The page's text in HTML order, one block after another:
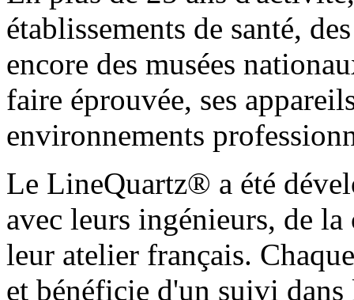
établissements de santé,
encore des musées
faire éprouvée, ses
environnements
Le LineQuartz® a été
avec leurs ingénieurs, de
leur atelier français.
et bénéficie d'un suivi dans